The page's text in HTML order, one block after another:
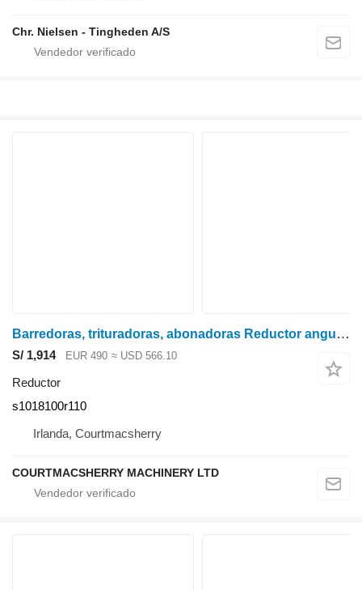
Chr. Nielsen - Tingheden A/S
Barredoras, trituradoras, abonadoras Reductor angular TDF S10 s1018100r110 para trituradora desbrozadora
S/ 1,914 EUR 490 ≈ USD 566.10
Reductor
s1018100r110
Irlanda, Courtmacsherry
COURTMACSHERRY MACHINERY LTD